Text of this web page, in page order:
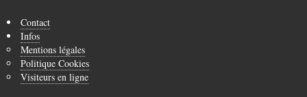
Contact
Infos
Mentions légales
Politique Cookies
Visiteurs en ligne